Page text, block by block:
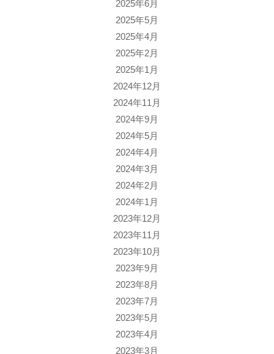
2025年6月
2025年5月
2025年4月
2025年2月
2025年1月
2024年12月
2024年11月
2024年9月
2024年5月
2024年4月
2024年3月
2024年2月
2024年1月
2023年12月
2023年11月
2023年10月
2023年9月
2023年8月
2023年7月
2023年5月
2023年4月
2023年3月